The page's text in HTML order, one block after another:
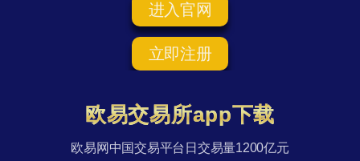
进入官网
立即注册
欧易交易所app下载
欧易网中国交易平台日交易量1200亿元